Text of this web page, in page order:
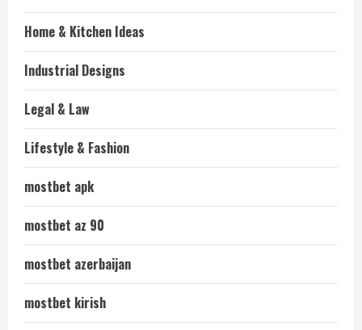
Home & Kitchen Ideas
Industrial Designs
Legal & Law
Lifestyle & Fashion
mostbet apk
mostbet az 90
mostbet azerbaijan
mostbet kirish